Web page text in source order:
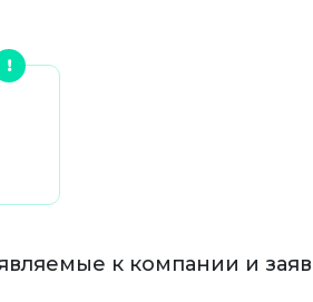
к компании и